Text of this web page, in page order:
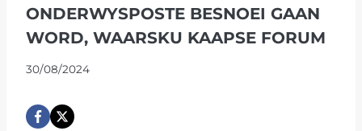
ONDERWYSPOSTE BESNOEI GAAN
WORD, WAARSKU KAAPSE FORUM
30/08/2024